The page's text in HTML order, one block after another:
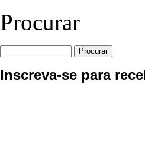
Procurar
Inscreva-se para